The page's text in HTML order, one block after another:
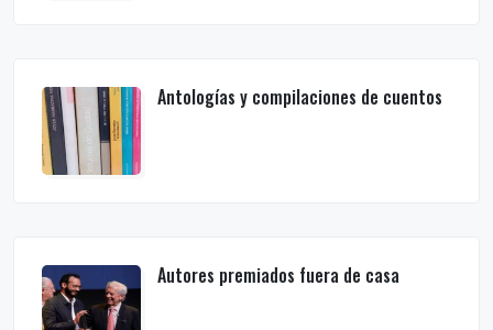
Antologías y compilaciones de cuentos
Autores premiados fuera de casa